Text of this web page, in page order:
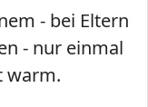
- bei Eltern
- nur einmal
warm.